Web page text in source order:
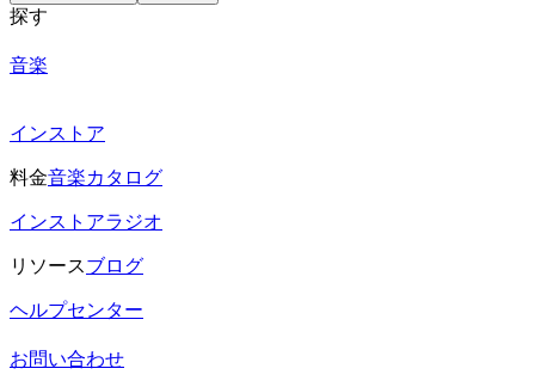
探す
音楽
インストア
料金音楽カタログ
インストアラジオ
リソースブログ
ヘルプセンター
お問い合わせ